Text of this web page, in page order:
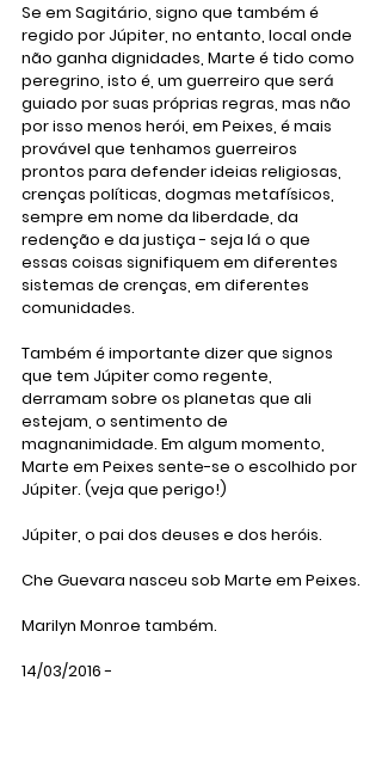
Se em Sagitário, signo que também é
regido por Júpiter, no entanto, local onde
não ganha dignidades, Marte é tido como
peregrino, isto é, um guerreiro que será
guiado por suas próprias regras, mas não
por isso menos herói, em Peixes, é mais
provável que tenhamos guerreiros
prontos para defender ideias religiosas,
crenças políticas, dogmas metafísicos,
sempre em nome da liberdade, da
redenção e da justiça - seja lá o que
essas coisas signifiquem em diferentes
sistemas de crenças, em diferentes
comunidades.
Também é importante dizer que signos
que tem Júpiter como regente,
derramam sobre os planetas que ali
estejam, o sentimento de
magnanimidade. Em algum momento,
Marte em Peixes sente-se o escolhido por
Júpiter. (veja que perigo!)
Júpiter, o pai dos deuses e dos heróis.
Che Guevara nasceu sob Marte em Peixes.
Marilyn Monroe também.
14/03/2016 -